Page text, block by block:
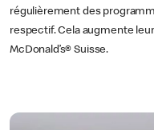
régulièrement des
respectif. Cela augmente
McDonald’s® Suisse.